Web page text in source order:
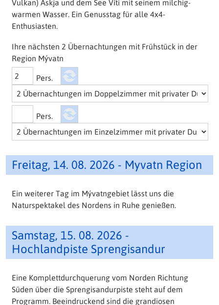
Vulkan) Askja und dem See Víti mit seinem milchig-
warmen Wasser. Ein Genusstag für alle 4x4-
Enthusiasten.
Ihre nächsten 2 Übernachtungen mit Frühstück in der
Region Mývatn
Pers.
Pers.
Freitag, 14. 08. 2026 - Myvatn Region
Ein weiterer Tag im Mývatngebiet lässt uns die
Naturspektakel des Nordens in Ruhe genießen.
Samstag, 15. 08. 2026 -
Hochlandpiste Sprengisandur
Eine Komplettdurchquerung vom Norden Richtung
Süden über die Sprengisandurpiste steht auf dem
Programm. Beeindruckend sind die grandiosen